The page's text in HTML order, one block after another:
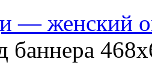
баннера